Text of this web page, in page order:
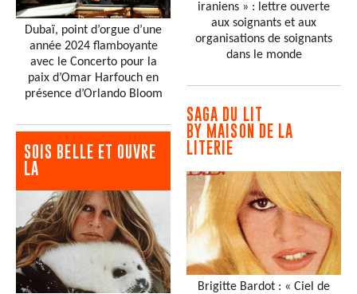
Dubaï, point d’orgue d’une
année 2024 flamboyante
avec le Concerto pour la
paix d’Omar Harfouch en
présence d’Orlando Bloom
SOIS BELLE ET OUVRE
LA
iraniens » : lettre ouverte
aux soignants et aux
organisations de soignants
dans le monde
SAGA DU LIT
BY MAISON DE LA
LITERIE
Brigitte Bardot : « Ciel de